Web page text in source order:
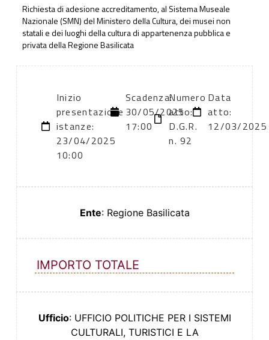
Richiesta di adesione accreditamento, al Sistema Museale
Nazionale (SMN) del Ministero della Cultura, dei musei non
statali e dei luoghi della cultura di appartenenza pubblica e
privata della Regione Basilicata
Inizio
presentazione
istanze:
23/04/2025
10:00
Scadenza:
30/05/2025
17:00
Numero
atto:
D.G.R.
n. 92
Data
atto:
12/03/2025
Ente: Regione Basilicata
IMPORTO TOTALE
Ufficio: UFFICIO POLITICHE PER I SISTEMI
CULTURALI, TURISTICI E LA